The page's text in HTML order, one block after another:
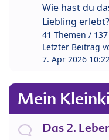
Wie hast du
Liebling erlebt?
41 Themen /
Letzter Beitrag
7. Apr 2026 10:22
Mein
Das 2.